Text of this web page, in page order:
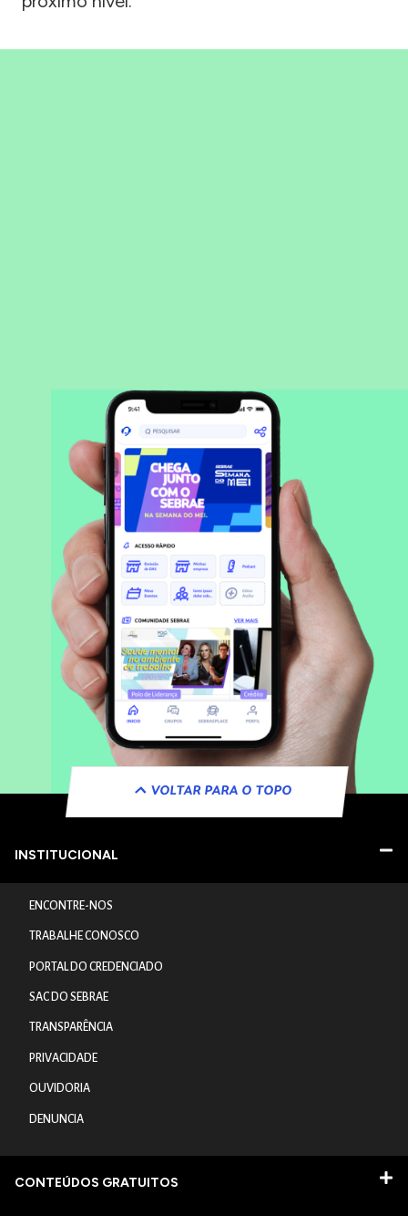
VOLTAR PARA O TOPO
INSTITUCIONAL
ENCONTRE-NOS
TRABALHE CONOSCO
PORTAL DO CREDENCIADO
SAC DO SEBRAE
TRANSPARÊNCIA
PRIVACIDADE
OUVIDORIA
DENUNCIA
CONTEÚDOS GRATUITOS